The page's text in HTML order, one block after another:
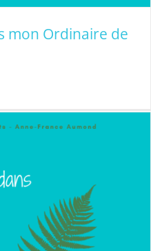
mon Ordinaire de